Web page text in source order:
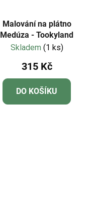
Malování na plátno
Medúza - Tookyland
Skladem (1 ks)
315 Kč
DO KOŠÍKU